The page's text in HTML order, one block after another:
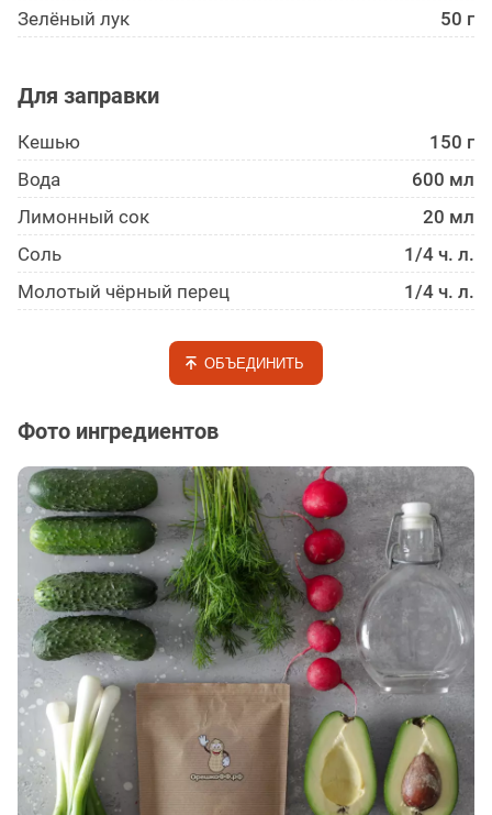
Зелёный лук
50 г
Для заправки
Кешью
150 г
Вода
600 мл
Лимонный сок
20 мл
Соль
1/4 ч. л.
Молотый чёрный перец
1/4 ч. л.
ОБЪЕДИНИТЬ
Фото ингредиентов